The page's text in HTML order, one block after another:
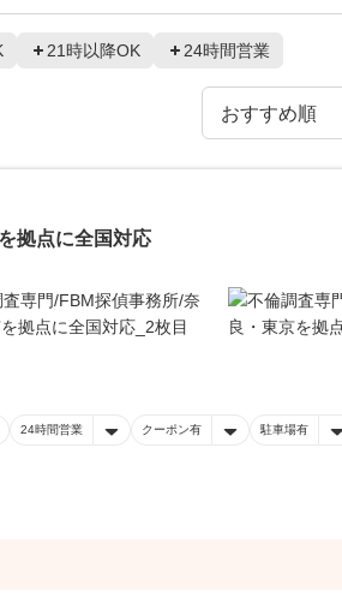
21時以降OK 24時間営業
拠点に全国対応
24時間営業 クーポン有 駐車場有